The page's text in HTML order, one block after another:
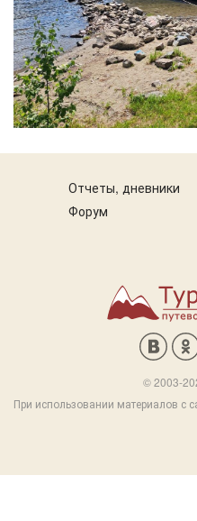
Отчеты, дневники
Форум
© 2003-
При использовании материалов с